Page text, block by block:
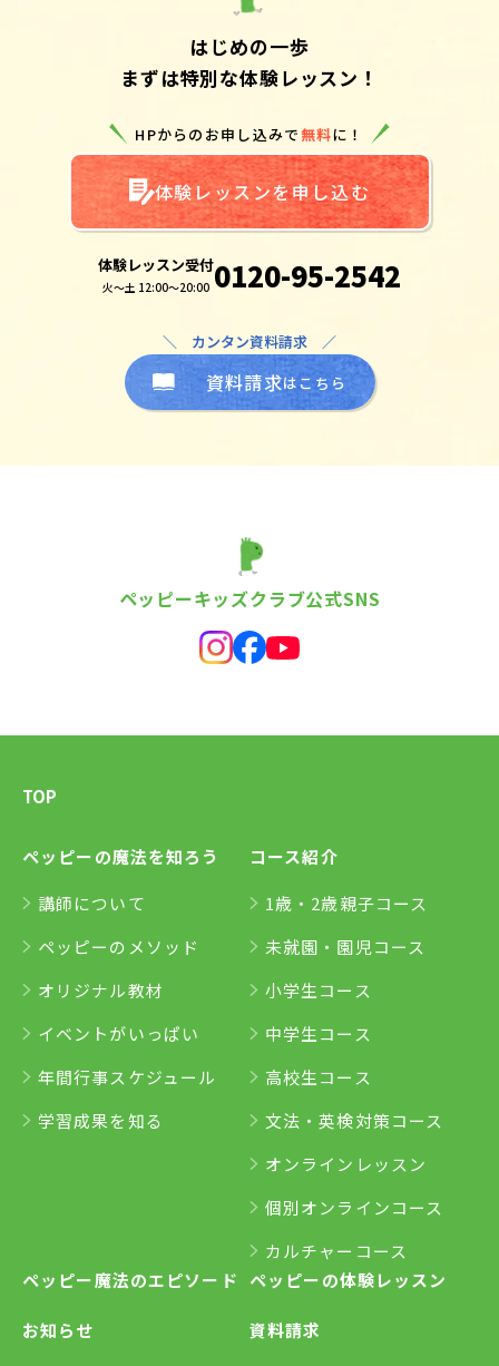
はじめの一歩
まずは特別な体験レッスン！
HPからのお申し込みで無料に！
体験レッスンを申し込む
体験レッスン受付
火～土 12:00～20:00 0120-95-2542
＼ カンタン資料請求 ／
資料請求はこちら
ペッピーキッズクラブ公式SNS
TOP
ペッピーの魔法を知ろう
講師について
ペッピーのメソッド
オリジナル教材
イベントがいっぱい
年間行事スケジュール
学習成果を知る
コース紹介
1歳・2歳親子コース
未就園・園児コース
小学生コース
中学生コース
高校生コース
文法・英検対策コース
オンラインレッスン
個別オンラインコース
カルチャーコース
ペッピー魔法のエピソード
お知らせ
ペッピーの体験レッスン
資料請求